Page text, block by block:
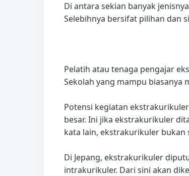
Di antara sekian banyak
Selebihnya bersifat pilihan dan
Pelatih atau tenaga pengajar
Sekolah yang mampu biasanya
Potensi kegiatan
besar. Ini jika ekstrakurikuler
kata lain, ekstrakurikuler
Di Jepang, ekstrakurikuler
intrakurikuler. Dari sini akan